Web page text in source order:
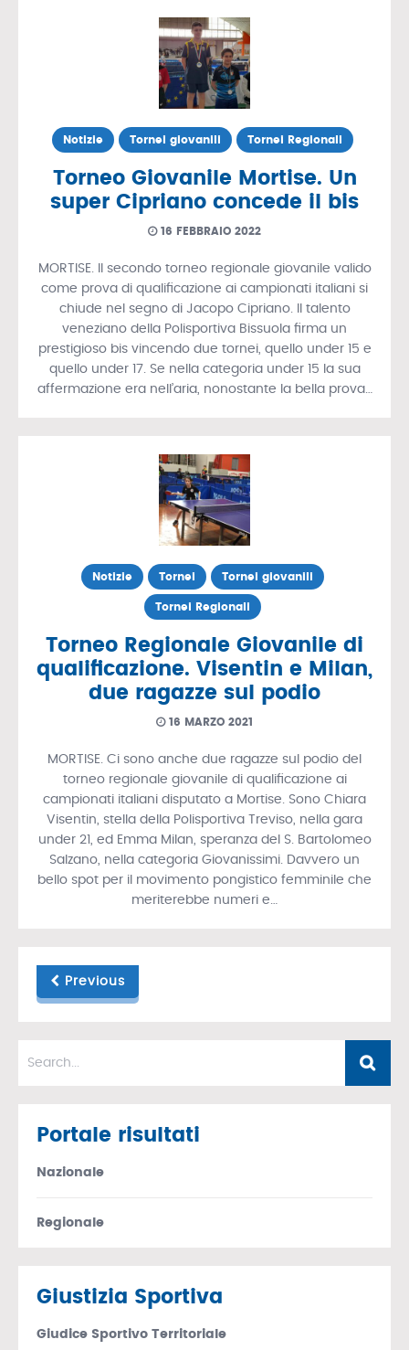
Notizie Tornei giovanili Tornei Regionali
Torneo Giovanile Mortise. Un
super Cipriano concede il bis
16 FEBBRAIO 2022
MORTISE. Il secondo torneo regionale giovanile valido
come prova di qualificazione ai campionati italiani si
chiude nel segno di Jacopo Cipriano. Il talento
veneziano della Polisportiva Bissuola firma un
prestigioso bis vincendo due tornei, quello under 15 e
quello under 17. Se nella categoria under 15 la sua
affermazione era nell’aria, nonostante la bella prova…
Notizie Tornei Tornei giovanili
Tornei Regionali
Torneo Regionale Giovanile di
qualificazione. Visentin e Milan,
due ragazze sul podio
16 MARZO 2021
MORTISE. Ci sono anche due ragazze sul podio del
torneo regionale giovanile di qualificazione ai
campionati italiani disputato a Mortise. Sono Chiara
Visentin, stella della Polisportiva Treviso, nella gara
under 21, ed Emma Milan, speranza del S. Bartolomeo
Salzano, nella categoria Giovanissimi. Davvero un
bello spot per il movimento pongistico femminile che
meriterebbe numeri e…
Previous
Portale risultati
Nazionale
Regionale
Giustizia Sportiva
Giudice Sportivo Territoriale